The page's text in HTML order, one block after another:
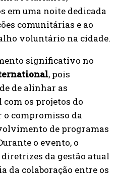
em uma noite dedicada
comunitárias e ao
voluntário na cidade.
significativo no
, pois
de alinhar as
os projetos do
compromisso da
de programas
o evento, o
da gestão atual
da colaboração entre os